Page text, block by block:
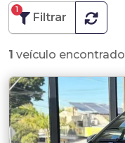
Filtrar
1
1 veículo encontrado